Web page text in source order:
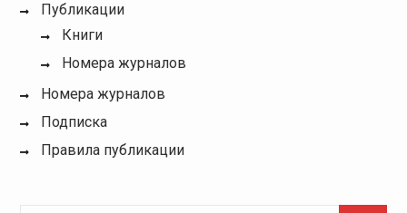
Публикации
Книги
Номера журналов
Номера журналов
Подписка
Правила публикации